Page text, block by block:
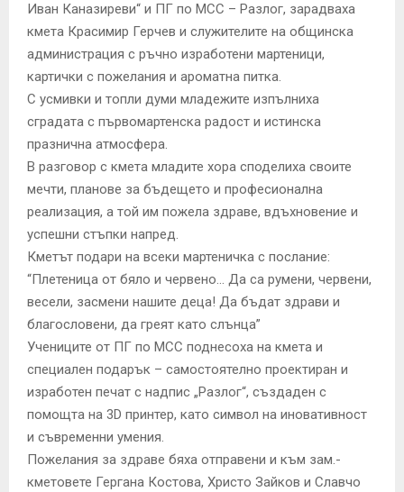
Иван Каназиреви“ и ПГ по МСС – Разлог, зарадваха
кмета Красимир Герчев и служителите на общинска
администрация с ръчно изработени мартеници,
картички с пожелания и ароматна питка.
С усмивки и топли думи младежите изпълниха
сградата с първомартенска радост и истинска
празнична атмосфера.
В разговор с кмета младите хора споделиха своите
мечти, планове за бъдещето и професионална
реализация, а той им пожела здраве, вдъхновение и
успешни стъпки напред.
Кметът подари на всеки мартеничка с послание:
“Плетеница от бяло и червено… Да са румени, червени,
весели, засмени нашите деца! Да бъдат здрави и
благословени, да греят като слънца”
Учениците от ПГ по МСС поднесоха на кмета и
специален подарък – самостоятелно проектиран и
изработен печат с надпис „Разлог“, създаден с
помощта на 3D принтер, като символ на иновативност
и съвременни умения.
Пожелания за здраве бяха отправени и към зам.-
кметовете Гергана Костова, Христо Зайков и Славчо